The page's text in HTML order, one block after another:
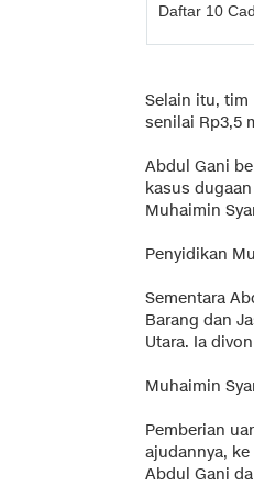
Daftar 10
Selain itu, tim
senilai Rp3,5
Abdul Gani
kasus
Muhaimin
Penyidikan
Sementara
Barang dan
Utara. Ia
Muhaimin
Pemberian
ajudannya,
Abdul Gani